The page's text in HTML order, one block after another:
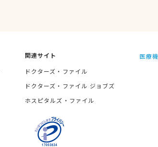
関連サイト
ドクターズ・ファイル
ドクターズ・ファイル ジョブズ
ホスピタルズ・ファイル
医療